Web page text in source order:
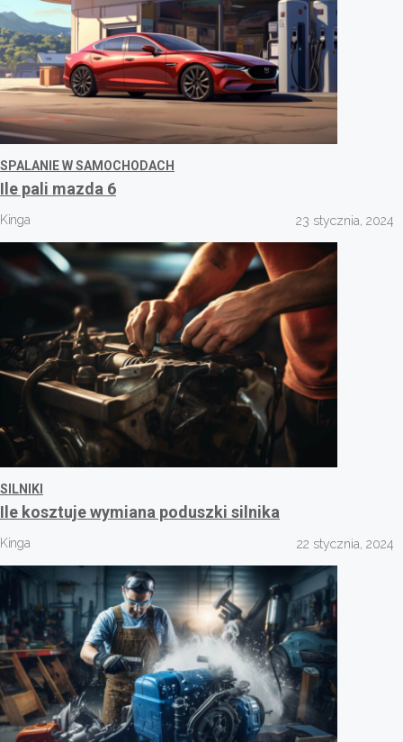
SPALANIE W SAMOCHODACH
Ile pali mazda 6
Kinga 23 stycznia, 2024
SILNIKI
Ile kosztuje wymiana poduszki silnika
Kinga 22 stycznia, 2024